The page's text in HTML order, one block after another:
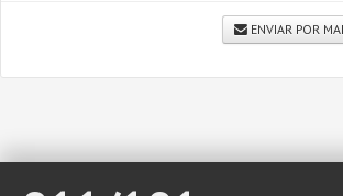
ENVIAR POR